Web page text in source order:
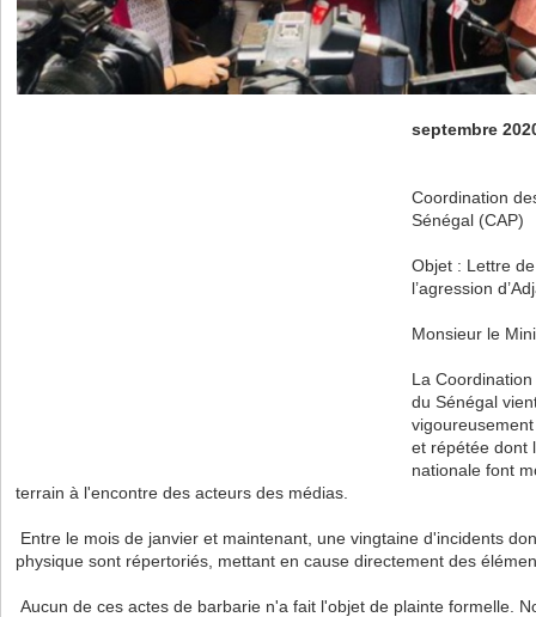
septembre
Coordination
Sénégal (CAP)
Objet : Lettre
l’agression
Monsieur le
La
du Sénégal
et répétée dont
nationale font
terrain à l'encontre des acteurs des médias.
Entre le mois de janvier et maintenant, une vingtaine d'incidents
physique sont répertoriés, mettant en cause directement des
Aucun de ces actes de barbarie n'a fait l'objet de plainte formelle.